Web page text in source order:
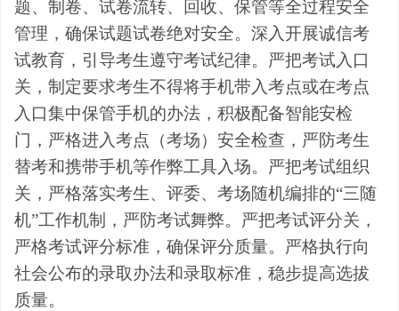
题、制卷、试卷流转、回收、保管等全过程安全
管理，确保试题试卷绝对安全。深入开展诚信考
试教育，引导考生遵守考试纪律。严把考试入口
关，制定要求考生不得将手机带入考点或在考点
入口集中保管手机的办法，积极配备智能安检
门，严格进入考点（考场）安全检查，严防考生
替考和携带手机等作弊工具入场。严把考试组织
关，严格落实考生、评委、考场随机编排的“三随
机”工作机制，严防考试舞弊。严把考试评分关，
严格考试评分标准，确保评分质量。严格执行向
社会公布的录取办法和录取标准，稳步提高选拔
质量。